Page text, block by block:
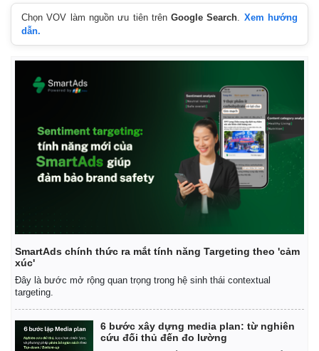
Chọn VOV làm nguồn ưu tiên trênGoogle Search. Xem hướng
dẫn.
SmartAds chính thức ra mắt tính năng Targeting theo 'cảm
xúc'
Đây là bước mở rộng quan trọng trong hệ sinh thái contextual
targeting.
6 bước xây dựng media plan: từ nghiên
cứu đối thủ đến đo lường